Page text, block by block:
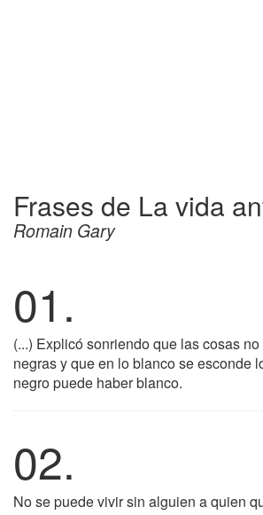
Frases de La vida
Romain Gary
01.
(...) Explicó sonriendo que las cosas
negras y que en lo blanco se esconde
negro puede haber blanco.
02.
No se puede vivir sin alguien a quien